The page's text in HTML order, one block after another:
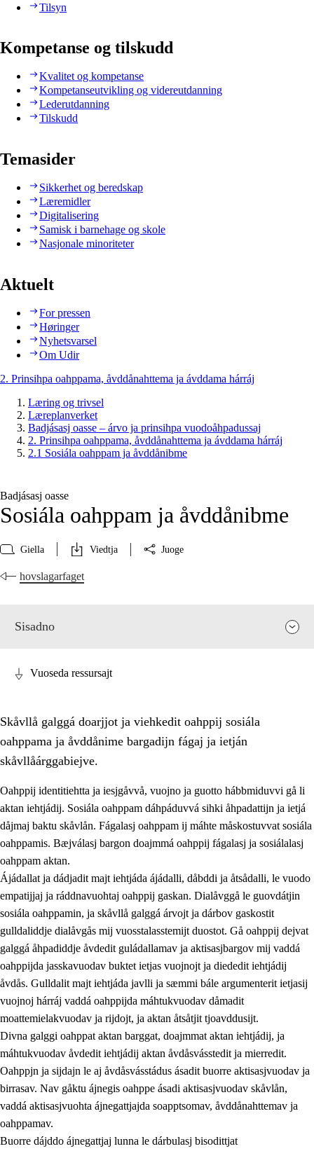
Tilsyn
Kompetanse og tilskudd
Kvalitet og kompetanse
Kompetanseutvikling og videreutdanning
Lederutdanning
Tilskudd
Temasider
Sikkerhet og beredskap
Læremidler
Digitalisering
Samisk i barnehage og skole
Nasjonale minoriteter
Aktuelt
For pressen
Høringer
Nyhetsvarsel
Om Udir
2. Prinsihpa oahppama, åvddånahttema ja ávddama hárráj
Læring og trivsel
Læreplanverket
Badjásasj oasse – árvo ja prinsihpa vuodoåhpadussaj
2. Prinsihpa oahppama, åvddånahttema ja ávddama hárráj
2.1 Sosiála oahppam ja åvddånibme
Badjásasj oasse
Sosiála oahppam ja åvddånibme
Giella Viedtja Juoge
hovslagarfaget
Sisadno
2. Prinsihpa oahppama, åvddånahttema ja ávddama hárráj
2.1 Sosiála oahppam ja åvddånibme
2.2 Máhtudahka fágáj hárráj
2.3 Vuodulasj tjehpudagá
2.4 Oahppat oahppat
Doaresfágalasj tiemá
Vuoseda ressursajt
Skåvllå galggá doarjjot ja viehkedit oahppij sosiála
oahppama ja åvddånime bargadijn fágaj ja ietján
skåvllåárggabiejve.
Oahppij identitiehtta ja iesjgåvvå, vuojno ja guotto hábbmiduvvi gå li
aktan iehtjádij. Sosiála oahppam dáhpáduvvá sihki åhpadattijn ja ietjá
dåjmaj baktu skåvlån. Fágalasj oahppam ij máhte måskostuvvat sosiála
oahppamis. Bæjválasj bargon doajmmá oahppij fágalasj ja sosiálalasj
oahppam aktan.
Ájádallat ja dádjadit majt iehtjáda ájádalli, dåbddi ja åtsådalli, le vuodo
empatijjaj ja ráddnavuohtaj oahppij gaskan. Dialåvggå le guovdátjin
sosiála oahppamin, ja skåvllå galggá árvojt ja dárbov gaskostit
gulldaliddje dialåvgås mij vuosstalasstemijt duostot. Gå oahppij dejvat
galggá åhpadiddje åvdedit guládallamav ja aktisasjbargov mij vaddá
oahppijda jasskavuodav buktet ietjas vuojnojt ja diededit iehtjádij
åvdås. Gulldalit majt iehtjáda javlli ja sæmmi bále argumenterit ietjasij
vuojnoj hárráj vaddá oahppijda máhtukvuodav dåmadit
moattemielakvuodav ja rijdojt, ja aktan åtsåtjit tjoavddusijt.
Divna galggi oahppat aktan barggat, doajmmat aktan iehtjádij, ja
máhtukvuodav åvdedit iehtjádij aktan åvdåsvásstedit ja mierredit.
Oahppjn ja sijdajn le aj åvdåsvásstádus ásadit buorre aktisasjvuodav ja
birrasav. Nav gåktu ájnegis oahppe ásadi aktisasjvuodav skåvlån,
vaddá aktisasjvuohta ájnegattjajda soapptsomav, åvddånahttemav ja
oahppamav.
Buorre dájddo ájnegattjaj lunna le dárbulasj bisodittjat